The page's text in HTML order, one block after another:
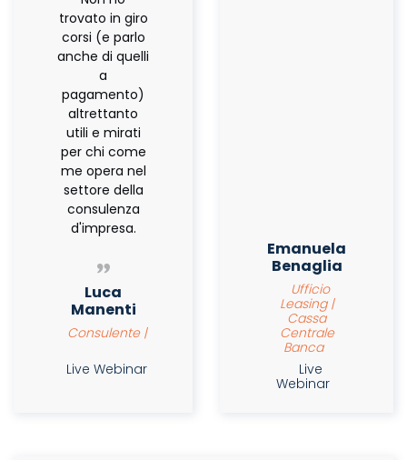
trovato in giro
corsi (e parlo
anche di quelli
a
pagamento)
altrettanto
utili e mirati
per chi come
me opera nel
settore della
consulenza
d'impresa.
Luca
Manenti
Consulente |
Live Webinar
Emanuela
Benaglia
Ufficio
Leasing |
Cassa
Centrale
Banca
Live
Webinar